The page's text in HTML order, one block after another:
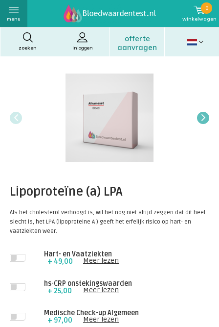
zoeken
offerte
aanvragen
inloggen
menu winkelwagen
0
Lipoproteïne (a) LPA
Als het cholesterol verhoogd is, wil het nog niet altijd zeggen dat dit heel
slecht is, het LPA (lipoproteine A ) geeft het erfelijk risico op hart- en
vaatziekten weer.
Hart- en Vaatziekten
+ 49,00
Meer lezen
hs-CRP onstekingswaarden
+ 25,00
Meer lezen
Medische Check-up Algemeen
+ 97,00
Meer lezen